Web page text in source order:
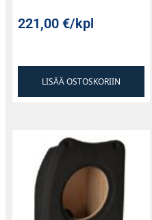
221,00€/kpl
LISÄÄ OSTOSKORIIN